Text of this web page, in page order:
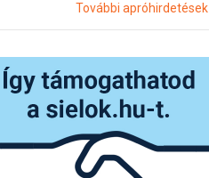
További apróhirdetések